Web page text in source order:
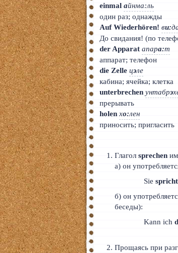
einmal айнма:ль
один раз; однажды
Auf Wiederhören! ви:
До свидания! (по
der Apparat апара:т
аппарат; телефон
die Zelle цэле
кабина; ячейка; клетка
unterbrechen унтабрэ
прерывать
holen хо:лен
приносить; пригласить
Глаголsprechen
а) он
Siespricht
б) он
беседы):
Kann ich
Прощаясь при